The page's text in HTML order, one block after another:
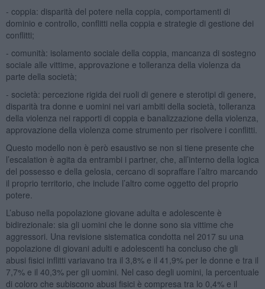
- coppia: disparità del potere nella coppia, comportamenti di
dominio e controllo, conflitti nella coppia e strategie di gestione dei
conflitti;
- comunità: isolamento sociale della coppia, mancanza di sostegno
sociale alle vittime, approvazione e tolleranza della violenza da
parte della società;
- società: percezione rigida dei ruoli di genere e sterotipi di genere,
disparità tra donne e uomini nei vari ambiti della società, tolleranza
della violenza nei rapporti di coppia e banalizzazione della violenza,
approvazione della violenza come strumento per risolvere i conflitti.
Questo modello non è però esaustivo se non si tiene presente che
l’escalation è agita da entrambi i partner, che, all’interno della logica
del possesso e della gelosia, cercano di sopraffare l’altro marcando
il proprio territorio, che include l’altro come oggetto del proprio
potere.
L’abuso nella popolazione giovane adulta e adolescente è
bidirezionale: sia gli uomini che le donne sono sia vittime che
aggressori. Una revisione sistematica condotta nel 2017 su una
popolazione di giovani adulti e adolescenti ha concluso che gli
abusi fisici inflitti variavano tra il 3,8% e il 41,9% per le donne e tra il
7,7% e il 40,3% per gli uomini. Nel caso degli uomini, la percentuale
di coloro che subiscono abusi fisici è compresa tra lo 0,4% e il